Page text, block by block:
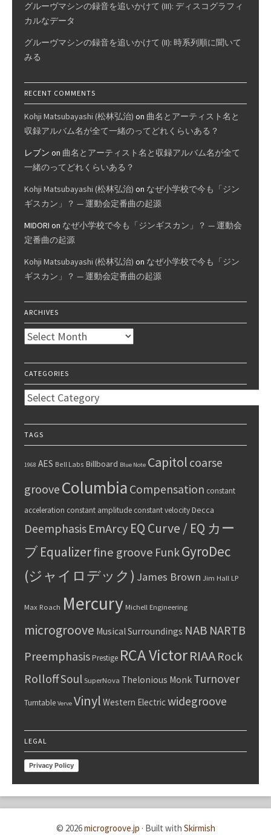
グルーヴマシンの録音を追いかけて (III): ディスコグラフィ
カルなデータ
グルーヴマシンの録音を追いかけて (II): 時系列順に聞いて
みる
RECENT COMMENTS
Kohji Matsubayashi (松林弘治) on 曲名とアーティスト名と
収録アルバム名が全て一緒のってどれくらいある？
レブン on 曲名とアーティスト名と収録アルバム名が全て
一緒のってどれくらいある？
Kohji Matsubayashi (松林弘治) on なぜ小学校で今も「ジン
ギスカン」？ — 運動会定番曲の起源
MIDORI on なぜ小学校で今も「ジンギスカン」？ — 運動会
定番曲の起源
Kohji Matsubayashi (松林弘治) on なぜ小学校で今も「ジン
ギスカン」？ — 運動会定番曲の起源
ARCHIVES
Archives
CATEGORIES
Categories
TAGS
1968 AES Bell Labs Billboard Blue Note Capitol coarse
groove Columbia Compensation constant
acceleration constant amplitude constant velocityDecca
Deemphasis EmArcyEQ Curve / EQ カー
ブEqualizerfine groove FunkGyroDec
(ジャイロデック) James Brown Jim Hall LP
Max Roach Mercury Michell Engineering
microgroove Musical Surroundings NAB NARTB
PreemphasisPrestige RCA VictorRIAA Rock
RolloffSoul SuperNova Thelonious Monk Turnover
Turntable Verve Vinyl Western Electricwidegroove
LEGAL
Privacy Policy
© 2026microgroove.jp · Built with Skirmish